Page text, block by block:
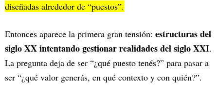
diseñadas alrededor de “puestos”.
Entonces aparece la primera gran tensión: estructuras del
siglo XX intentando gestionar realidades del siglo XXI.
La pregunta deja de ser “¿qué puesto tenés?” para pasar a
ser “¿qué valor generás, en qué contexto y con quién?”.